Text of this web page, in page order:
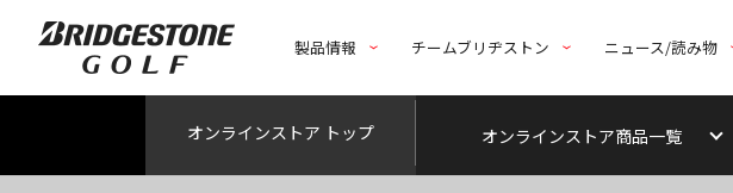
製品情報 チームブリヂストン ニュース/読み物
オンラインストア トップ オンラインストア商品一覧
今なら新規会員登